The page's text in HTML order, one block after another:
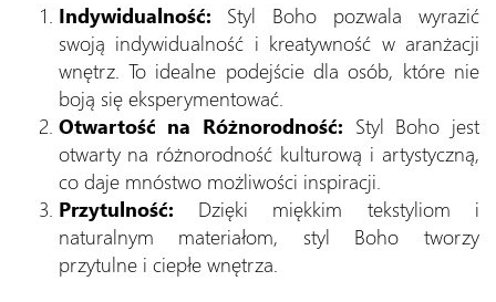
Indywidualność: Styl Boho pozwala wyrazić
swoją indywidualność i kreatywność w aranżacji
wnętrz. To idealne podejście dla osób, które nie
boją się eksperymentować.
Otwartość na Różnorodność: Styl Boho jest
otwarty na różnorodność kulturową i artystyczną,
co daje mnóstwo możliwości inspiracji.
Przytulność: Dzięki miękkim tekstyliom i
naturalnym materiałom, styl Boho tworzy
przytulne i ciepłe wnętrza.